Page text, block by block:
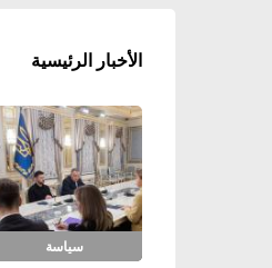
الأخبار الرئيسية
سياسة